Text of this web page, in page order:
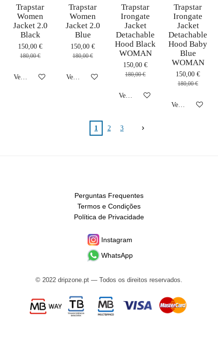
Trapstar
Women
Jacket 2.0
Black
150,00 €
180,00 €
Veja detalhes
Trapstar
Women
Jacket 2.0
Blue
150,00 €
180,00 €
Veja detalhes
Trapstar
Irongate
Jacket
Detachable
Hood Black
WOMAN
150,00 €
180,00 €
Veja detalhes
Trapstar
Irongate
Jacket
Detachable
Hood Baby
Blue
WOMAN
150,00 €
180,00 €
Veja detalhes
1 2 3
Perguntas Frequentes
Termos e Condições
Política de Privacidade
Instagram
WhatsApp
© 2022 dripzone.pt — Todos os direitos reservados.